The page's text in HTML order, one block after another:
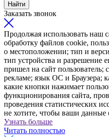
Найти
Заказать звонок
Продолжая использовать наш
обработку файлов cookie,
о местоположении; тип и
тип устройства и разрешение
пришел на сайт пользователь;
рекламе; язык ОС и Браузера;
какие кнопки нажимает
функционирования сайта,
проведения статистических
не хотите, чтобы ваши данные
Узнать больше
Читать полностью